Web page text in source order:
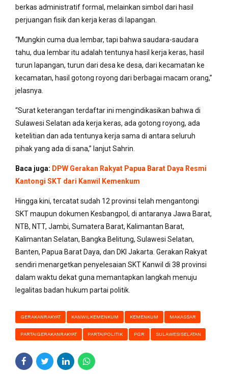
berkas administratif formal, melainkan simbol dari hasil
perjuangan fisik dan kerja keras di lapangan.
“Mungkin cuma dua lembar, tapi bahwa saudara-saudara
tahu, dua lembar itu adalah tentunya hasil kerja keras, hasil
turun lapangan, turun dari desa ke desa, dari kecamatan ke
kecamatan, hasil gotong royong dari berbagai macam orang,”
jelasnya.
“Surat keterangan terdaftar ini mengindikasikan bahwa di
Sulawesi Selatan ada kerja keras, ada gotong royong, ada
ketelitian dan ada tentunya kerja sama di antara seluruh
pihak yang ada di sana,” lanjut Sahrin.
Baca juga: DPW Gerakan Rakyat Papua Barat Daya Resmi
Kantongi SKT dari Kanwil Kemenkum
Hingga kini, tercatat sudah 12 provinsi telah mengantongi
SKT maupun dokumen Kesbangpol, di antaranya Jawa Barat,
NTB, NTT, Jambi, Sumatera Barat, Kalimantan Barat,
Kalimantan Selatan, Bangka Belitung, Sulawesi Selatan,
Banten, Papua Barat Daya, dan DKI Jakarta. Gerakan Rakyat
sendiri menargetkan penyelesaian SKT Kanwil di 38 provinsi
dalam waktu dekat guna memantapkan langkah menuju
legalitas badan hukum partai politik.
GERAKANRAKYAT KANWILKEMENKUM KEMENKUM MAKASSAR
PARTAIGERAKANRAKYAT PARTAIPOLITIK PGR SULAWESISELATAN